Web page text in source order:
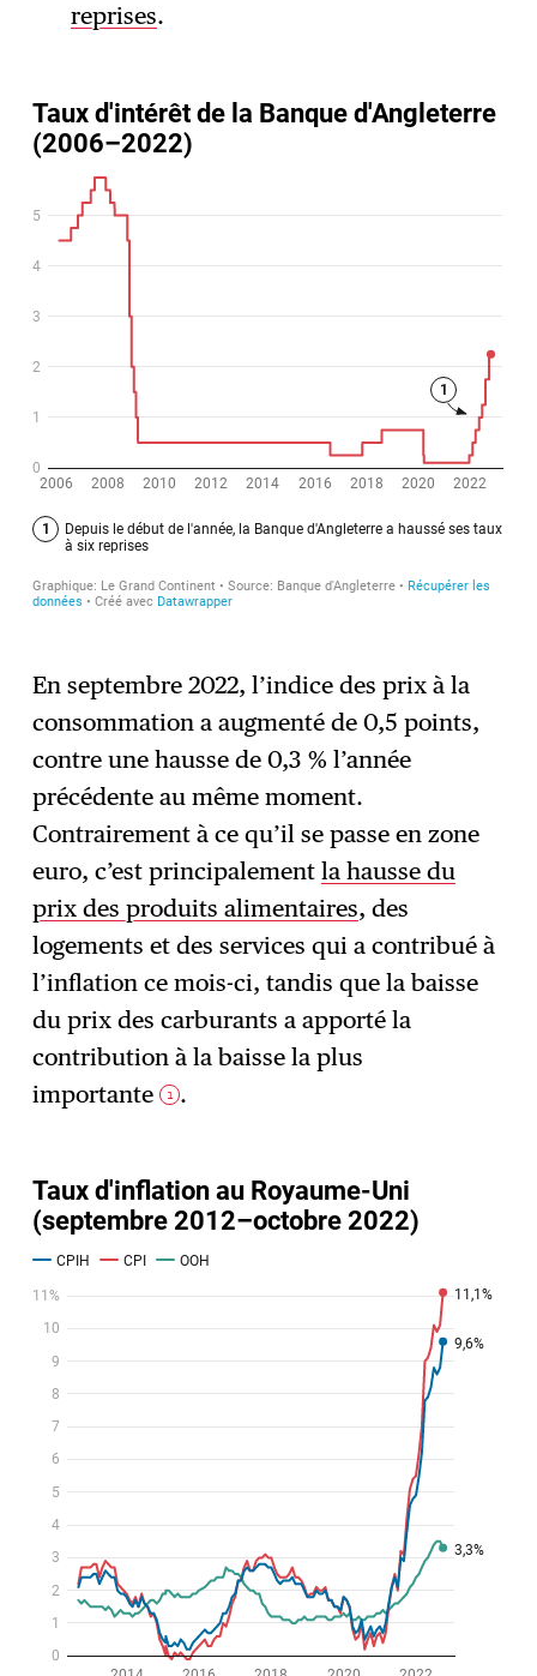
reprises.
En septembre 2022, l’indice des prix à la
consommation a augmenté de 0,5 points,
contre une hausse de 0,3 % l’année
précédente au même moment.
Contrairement à ce qu’il se passe en zone
euro, c’est principalementla hausse du
prix des produits alimentaires, des
logements et des services qui a contribué à
l’inflation ce mois-ci, tandis que la baisse
du prix des carburants a apporté la
contribution à la baisse la plus
importante 1 .